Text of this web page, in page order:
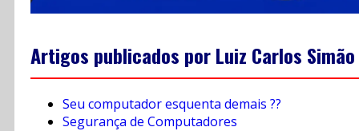
Artigos publicados por Luiz Carlos Simão
Seu computador esquenta demais ??
Segurança de Computadores